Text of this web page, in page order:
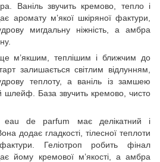
Ваніль звучить кремово, тепло і
аромату м’якої шкіряної фактури,
мигдальну ніжність, а амбра
м’якшим, теплішим і ближчим до
залишається світлим відлунням,
теплоту, а ваніль із замшею
шлейф. База звучить кремово, чисто
de parfum має делікатний і
додає гладкості, тілесної теплоти
Геліотроп робить фінал
йому кремової м’якості, а амбра